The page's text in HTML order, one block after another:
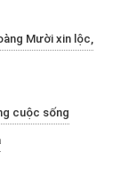
Mười xin lộc,
cuộc sống